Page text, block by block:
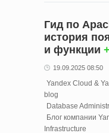
Гид по
история
и функции
19.09.2025 08:50
Yandex Cloud &
blog
Database
Блог компании
Infrastructure